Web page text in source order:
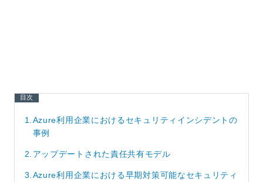
目次
1. Azure利用企業におけるセキュリティインシデントの
事例
2. アップデートされた責任共有モデル
3. Azure利用企業における早期対策可能なセキュリティ